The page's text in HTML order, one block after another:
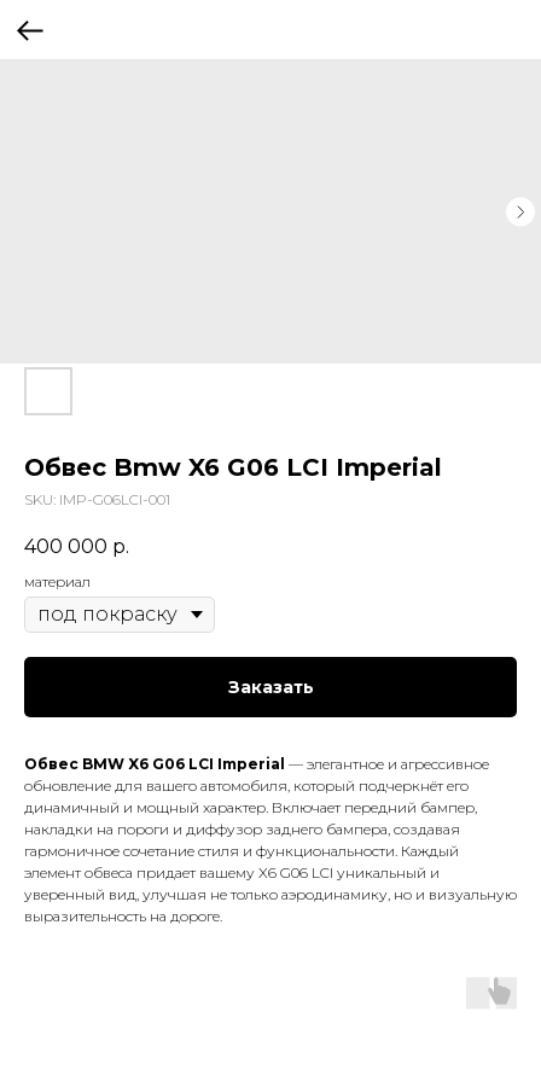
Обвес Bmw X6 G06 LCI Imperial
SKU: IMP-G06LCI-001
400 000 р.
материал
Заказать
Обвес BMW X6 G06 LCI Imperial — элегантное и агрессивное
обновление для вашего автомобиля, который подчеркнёт его
динамичный и мощный характер. Включает передний бампер,
накладки на пороги и диффузор заднего бампера, создавая
гармоничное сочетание стиля и функциональности. Каждый
элемент обвеса придает вашему X6 G06 LCI уникальный и
уверенный вид, улучшая не только аэродинамику, но и визуальную
выразительность на дороге.